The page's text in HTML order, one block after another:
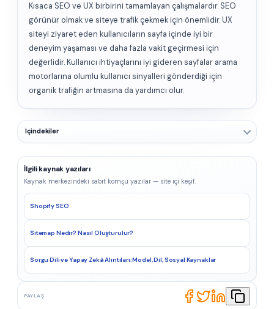
Kısaca SEO ve UX birbirini tamamlayan çalışmalardır. SEO
görünür olmak ve siteye trafik çekmek için önemlidir. UX
siteyi ziyaret eden kullanıcıların sayfa içinde iyi bir
deneyim yaşaması ve daha fazla vakit geçirmesi için
değerlidir. Kullanıcı ihtiyaçlarını iyi gideren sayfalar arama
motorlarına olumlu kullanıcı sinyalleri gönderdiği için
organik trafiğin artmasına da yardımcı olur.
İçindekiler
İlgili kaynak yazıları
Kaynak merkezindeki sabit komşu yazılar — site içi keşif.
Shopify SEO
Sitemap Nedir? Nasıl Oluşturulur?
Sorgu Dili ve Yapay Zekâ Alıntıları: Model, Dil, Sosyal Kaynaklar
PAYLAŞ